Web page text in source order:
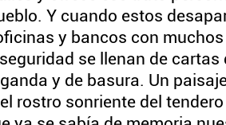
Y cuando estos
y bancos con
se llenan de cartas
y de basura. Un
rostro sonriente del